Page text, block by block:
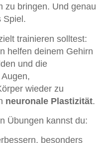
zu bringen. Und genau
Spiel.
trainieren solltest:
helfen deinem Gehirn
und die
wieder zu
neuronale Plastizität.
Übungen kannst du:
besonders